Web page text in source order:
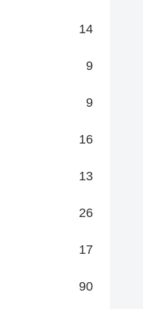
14
9
9
16
13
26
17
90